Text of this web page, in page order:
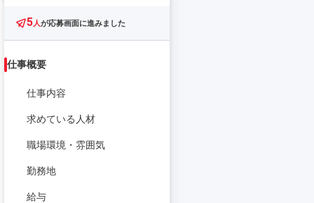
5人が応募画面に進みました
仕事概要
仕事内容
求めている人材
職場環境・雰囲気
勤務地
給与